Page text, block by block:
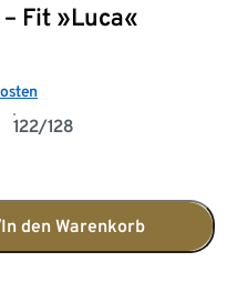
Fit »Luca«
122/128
In den Warenkorb